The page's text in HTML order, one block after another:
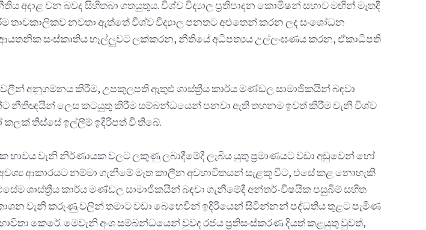
වන බවද සිහිතබා ගතයුතුය. විශ්ව විද්‍යාල ප්‍රතිපාදන කොමිෂන් සභාව මඟින් මෑතදී
නවතා ඇත්තේ විශ්ව විද්‍යාල පනතට අළුතෙන් කරන ලද සංශෝධන
ආයතනික සංස්කෘතිය හෑල්ලුවට ලක්කරන, නීතියේ අධිපත්‍යය උල්ලංඝණය කරන, ඒකාධිපති
අනුගමනය කිරීම, උපකුලපති ඇතුළු ශාස්ත්‍රීය කාර්ය මණ්ඩල සාමාජිකයින් බඳවා
නීතිඥයින් ලෙස කටයුතු කිරීම සම්බන්ධයෙන් පනවා ඇති තහනම ඉවත් කිරීම වැනි විශ්ව
කලක් තිස්සේ ඉල්ලීම් ඉදිරිපත් වී තිබේ.
වැනි නිර්ණායක වලට ලකුණු ලබාදීමේදී ලැබිය යුතු ප්‍රමාණයට වඩා අඩුවෙන් හෝ
ආකාරයට නම්මා ගැනීමේ මෑත කාලීන අවභාවිතයන් සැළකූ විට, එසේ කළ නොහැකි
ශාස්ත්‍රීය කාර්ය මණ්ඩල සාමාජිකයින් බඳවා ගැනීමේදී අන්තර්-විෂයික පසුබිම් සහිත
වැනි කරුණු වලින් තමාට වඩා බෙහෙවින් ඉදිරියෙන් සිටින්නන් පද්ධතිය තුළට පැමිණ
කෙරේ. මෙවැනි අංශ සම්බන්ධයෙන් වුවද රජය ප්‍රතිසංස්කරණ දියත් කළයුතු වුවත්,